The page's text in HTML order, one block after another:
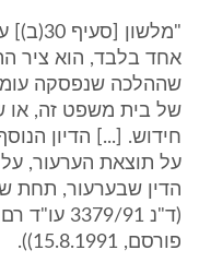
אחד בלבד, הוא ציר
שההלכה שנפסקה
של בית משפט זה, או
חידוש. [...] הדיון
על תוצאת הערעור, על
הדין שבערעור, תחת
(ד"נ
פורסם, 15.8.1991)).